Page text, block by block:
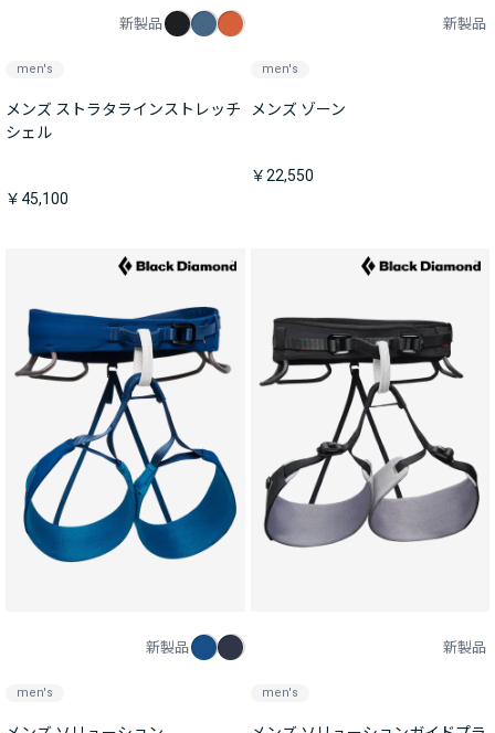
新製品
men's
メンズ ストラタラインストレッチ
シェル
￥45,100
新製品
men's
メンズ ゾーン
￥22,550
新製品
men's
新製品
men's